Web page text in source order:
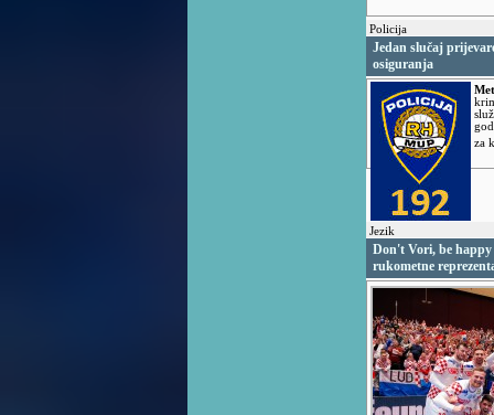
Policija
Jedan slučaj
osiguranja
za
Jezik
Don't Vori, be
rukometne